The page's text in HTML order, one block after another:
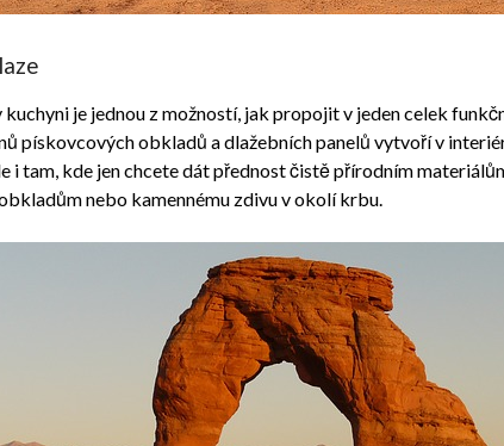
je jednou z možností, jak propojit v jeden celek
pískovcových obkladů a dlažebních panelů vytvoří v
i tam, kde jen chcete dát přednost čistě přírodním
nebo kamennému zdivu v okolí krbu.